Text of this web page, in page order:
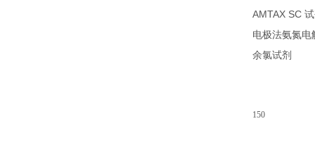
AMTAX SC
电极法氨氮电
余氯试剂
150